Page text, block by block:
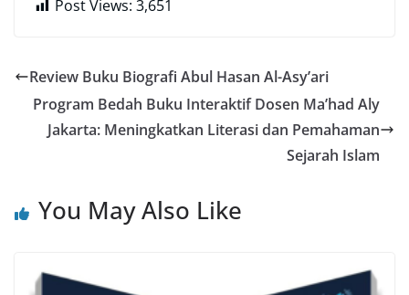
Post Views: 3,651
Review Buku Biografi Abul Hasan Al-Asy’ari
Program Bedah Buku Interaktif Dosen Ma’had Aly
Jakarta: Meningkatkan Literasi dan Pemahaman
Sejarah Islam
You May Also Like